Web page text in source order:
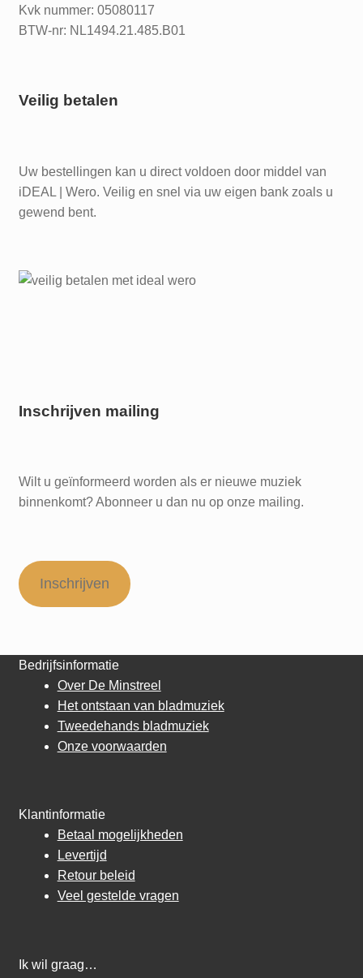
Kvk nummer: 05080117
BTW-nr: NL1494.21.485.B01
Veilig betalen
Uw bestellingen kan u direct voldoen door middel van
iDEAL | Wero. Veilig en snel via uw eigen bank zoals u
gewend bent.
Inschrijven mailing
Wilt u geïnformeerd worden als er nieuwe muziek
binnenkomt? Abonneer u dan nu op onze mailing.
Inschrijven
Bedrijfsinformatie
Over De Minstreel
Het ontstaan van bladmuziek
Tweedehands bladmuziek
Onze voorwaarden
Klantinformatie
Betaal mogelijkheden
Levertijd
Retour beleid
Veel gestelde vragen
Ik wil graag…